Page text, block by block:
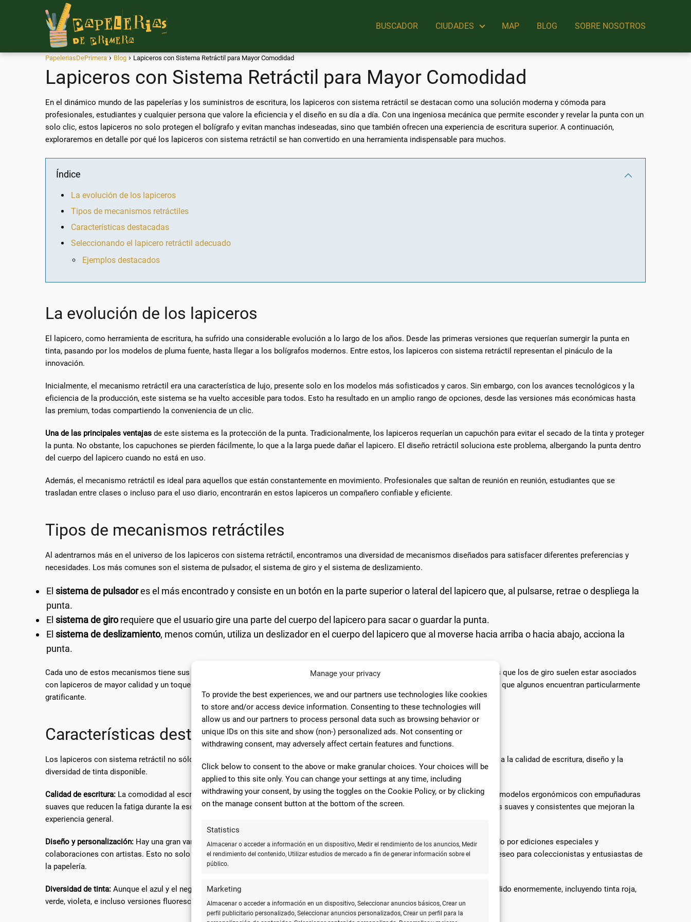
Manage your privacy
To provide the best experiences, we and our partners use technologies like cookies
to store and/or access device information. Consenting to these technologies will
allow us and our partners to process personal data such as browsing behavior or
unique IDs on this site and show (non-) personalized ads. Not consenting or
withdrawing consent, may adversely affect certain features and functions.
Click below to consent to the above or make granular choices. Your choices will be
applied to this site only. You can change your settings at any time, including
withdrawing your consent, by using the toggles on the Cookie Policy, or by clicking
on the manage consent button at the bottom of the screen.
Statistics
Almacenar o acceder a información en un dispositivo, Medir el rendimiento de los anuncios, Medir
el rendimiento del contenido, Utilizar estudios de mercado a fin de generar información sobre el
público.
Marketing
Almacenar o acceder a información en un dispositivo, Seleccionar anuncios básicos, Crear un
perfil publicitario personalizado, Seleccionar anuncios personalizados, Crear un perfil para la
BUSCADOR CIUDADES MAP BLOG SOBRE NOSOTROS
PapeleriasDePrimera Blog Lapiceros con Sistema Retráctil para Mayor Comodidad
Lapiceros con Sistema Retráctil para Mayor Comodidad
En el dinámico mundo de las papelerías y los suministros de escritura, los lapiceros con sistema retráctil se destacan como una solución moderna y cómoda para
profesionales, estudiantes y cualquier persona que valore la eficiencia y el diseño en su día a día. Con una ingeniosa mecánica que permite esconder y revelar la punta con un
solo clic, estos lapiceros no solo protegen el bolígrafo y evitan manchas indeseadas, sino que también ofrecen una experiencia de escritura superior. A continuación,
exploraremos en detalle por qué los lapiceros con sistema retráctil se han convertido en una herramienta indispensable para muchos.
Índice
La evolución de los lapiceros
Tipos de mecanismos retráctiles
Características destacadas
Seleccionando el lapicero retráctil adecuado
Ejemplos destacados
La evolución de los lapiceros
El lapicero, como herramienta de escritura, ha sufrido una considerable evolución a lo largo de los años. Desde las primeras versiones que requerían sumergir la punta en
tinta, pasando por los modelos de pluma fuente, hasta llegar a los bolígrafos modernos. Entre estos, los lapiceros con sistema retráctil representan el pináculo de la
innovación.
Inicialmente, el mecanismo retráctil era una característica de lujo, presente solo en los modelos más sofisticados y caros. Sin embargo, con los avances tecnológicos y la
eficiencia de la producción, este sistema se ha vuelto accesible para todos. Esto ha resultado en un amplio rango de opciones, desde las versiones más económicas hasta
las premium, todas compartiendo la conveniencia de un clic.
Una de las principales ventajas de este sistema es la protección de la punta. Tradicionalmente, los lapiceros requerían un capuchón para evitar el secado de la tinta y proteger
la punta. No obstante, los capuchones se pierden fácilmente, lo que a la larga puede dañar el lapicero. El diseño retráctil soluciona este problema, albergando la punta dentro
del cuerpo del lapicero cuando no está en uso.
Además, el mecanismo retráctil es ideal para aquellos que están constantemente en movimiento. Profesionales que saltan de reunión en reunión, estudiantes que se
trasladan entre clases o incluso para el uso diario, encontrarán en estos lapiceros un compañero confiable y eficiente.
Tipos de mecanismos retráctiles
Al adentrarnos más en el universo de los lapiceros con sistema retráctil, encontramos una diversidad de mecanismos diseñados para satisfacer diferentes preferencias y
necesidades. Los más comunes son el sistema de pulsador, el sistema de giro y el sistema de deslizamiento.
El sistema de pulsadores el más encontrado y consiste en un botón en la parte superior o lateral del lapicero que, al pulsarse, retrae o despliega la
punta.
El sistema de girorequiere que el usuario gire una parte del cuerpo del lapicero para sacar o guardar la punta.
El sistema de deslizamiento, menos común, utiliza un deslizador en el cuerpo del lapicero que al moverse hacia arriba o hacia abajo, acciona la
punta.
Cada uno de estos mecanismos tiene sus propios seguidores. Los pulsadores son apreciados por su rapidez y comodidad, mientras que los de giro suelen estar asociados
con lapiceros de mayor calidad y un toque de sofisticación. Los de deslizamiento, por otro lado, proporcionan una experiencia única que algunos encuentran particularmente
gratificante.
Características destacadas
Los lapiceros con sistema retráctil no sólo son apreciados por su mecanismo de apertura y cierre. Sus características se extienden a la calidad de escritura, diseño y la
diversidad de tinta disponible.
Calidad de escritura: La comodidad al escribir es una prioridad para muchos usuarios. Los fabricantes lo saben y, por tanto, ofrecen modelos ergonómicos con empuñaduras
suaves que reducen la fatiga durante la escritura prolongada. Además, la tecnología de tinta ha avanzado, proporcionando flujos más suaves y consistentes que mejoran la
experiencia general.
Diseño y personalización: Hay una gran variedad de diseños, desde los clásicos y elegantes hasta los modernos y coloridos, pasando por ediciones especiales y
colaboraciones con artistas. Esto no solo hace que los lapiceros con sistema retráctil sean funcionales, sino también objetos de deseo para coleccionistas y entusiastas de
la papelería.
Diversidad de tinta: Aunque el azul y el negro siguen siendo los colores más populares, la gama de colores disponibles se ha expandido enormemente, incluyendo tinta roja,
verde, violeta, e incluso versiones fluorescentes. Esto les da a los usuarios la libertad de expresarse con creatividad y color.